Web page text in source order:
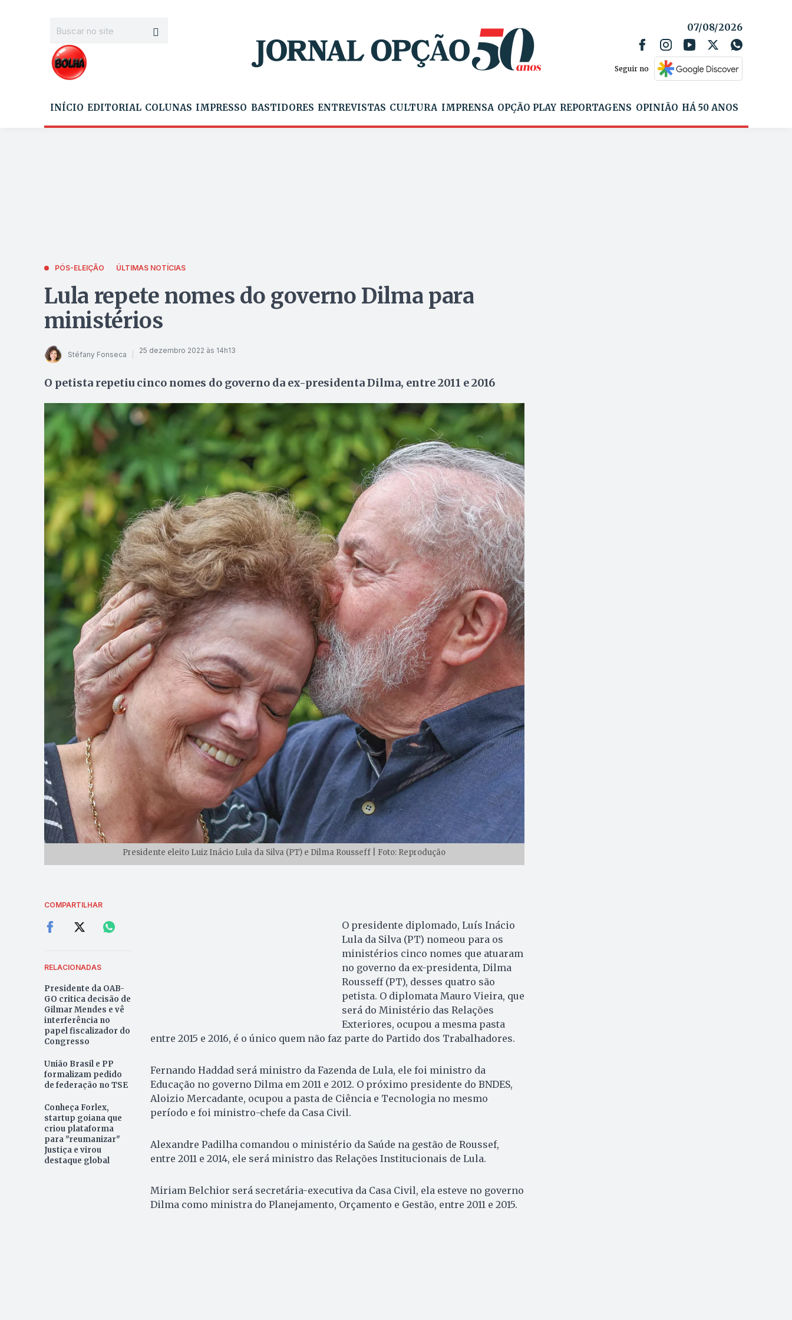
07/08/2026
Seguir no
INÍCIO EDITORIAL COLUNAS IMPRESSO BASTIDORES ENTREVISTAS CULTURA IMPRENSA OPÇÃO PLAY REPORTAGENS OPINIÃO HÁ 50 ANOS
PÓS-ELEIÇÃO ÚLTIMAS NOTÍCIAS
Lula repete nomes do governo Dilma para
ministérios
Stéfany Fonseca 25 dezembro 2022 às 14h13
O petista repetiu cinco nomes do governo da ex-presidenta Dilma, entre 2011 e 2016
Presidente eleito Luiz Inácio Lula da Silva (PT) e Dilma Rousseff | Foto: Reprodução
COMPARTILHAR
RELACIONADAS
Presidente da OAB-
GO critica decisão de
Gilmar Mendes e vê
interferência no
papel fiscalizador do
Congresso
União Brasil e PP
formalizam pedido
de federação no TSE
Conheça Forlex,
startup goiana que
criou plataforma
para "reumanizar"
Justiça e virou
destaque global
O presidente diplomado, Luís Inácio
Lula da Silva (PT) nomeou para os
ministérios cinco nomes que atuaram
no governo da ex-presidenta, Dilma
Rousseff (PT), desses quatro são
petista. O diplomata Mauro Vieira, que
será do Ministério das Relações
Exteriores, ocupou a mesma pasta
entre 2015 e 2016, é o único quem não faz parte do Partido dos Trabalhadores.
Fernando Haddad será ministro da Fazenda de Lula, ele foi ministro da
Educação no governo Dilma em 2011 e 2012. O próximo presidente do BNDES,
Aloizio Mercadante, ocupou a pasta de Ciência e Tecnologia no mesmo
período e foi ministro-chefe da Casa Civil.
Alexandre Padilha comandou o ministério da Saúde na gestão de Roussef,
entre 2011 e 2014, ele será ministro das Relações Institucionais de Lula.
Miriam Belchior será secretária-executiva da Casa Civil, ela esteve no governo
Dilma como ministra do Planejamento, Orçamento e Gestão, entre 2011 e 2015.